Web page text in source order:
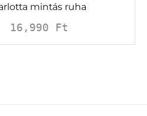
mintás ruha
16,990 Ft